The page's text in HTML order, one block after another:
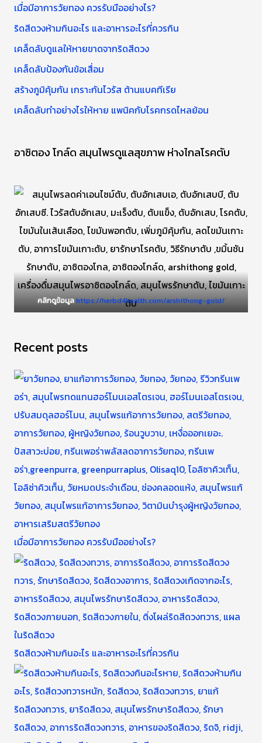
ห
รั
บ
เมื่อมีอาการวัยทอง ควรรับมืออย่างไร?
ริดสีดวงห้ามกินอะไร และอาหารอะไรที่ควรกิน
เคล็ดลับดูแลให้หายขาดจากริดสีดวง
เคล็ดลับป้องกันข้อเสื่อม
สร้างภูมิคุ้มกัน เกราะกันไวรัส ต้านแบคทีเรีย
เคล็ดลับทำอย่างไรให้หาย แพนิคกับโรคกรดไหลย้อน
อาซิตอง โกล์ด สมุนไพรดูแลสุขภาพ ห่างไกลโรคตับ
คลิกดูข้อมูลhttps://herbd4health.com/arshithong-gold/
Recent posts
เมื่อมีอาการวัยทอง ควรรับมืออย่างไร?
ริดสีดวงห้ามกินอะไร และอาหารอะไรที่ควรกิน